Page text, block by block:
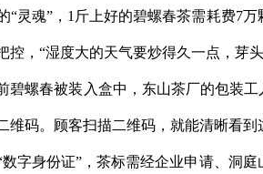
“灵魂”，1斤上好的碧螺春茶需耗费7
，“湿度大的天气要炒得久一点，芽
碧螺春被装入盒中，东山茶厂的包装
维码。顾客扫描二维码，就能清晰看
字身份证”，茶标需经企业申请、洞